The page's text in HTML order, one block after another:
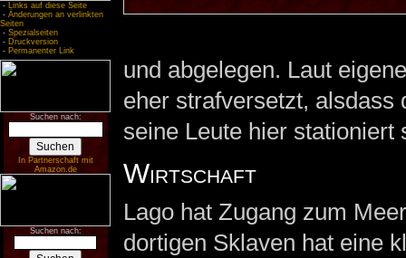
- Links auf diese Seite
- Änderungen an verlinkten
Seiten
- Spezialseiten
- Druckversion
- Permanenter Link
Suchen nach:
In Partnerschaft mit
Amazon.de
Suchen nach:
und abgelegen. Laut
eher strafversetzt, alsdass
seine Leute hier
Wirtschaft
Lago hat Zugang zum
dortigen Sklaven hat eine